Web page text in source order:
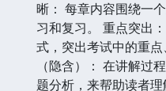
晰： 每章内容围绕一
习和复习。 重点突出
式，突出考试中的重
（隐含）： 在讲解过
题分析，来帮助读者